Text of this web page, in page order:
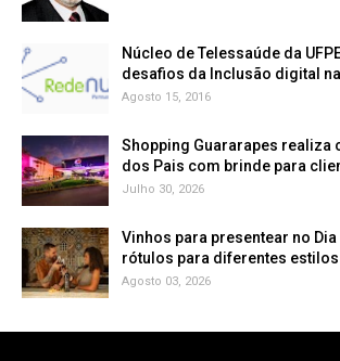
Núcleo de Telessaúde da
Agosto 15, 2016
Shopping Guararapes realiza
dos Pais com brinde para
Julho 30, 2026
Vinhos para presentear no
rótulos para diferentes estilos
Agosto 03, 2026